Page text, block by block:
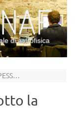
di astrofisica
I DATI DELLA SONDA INDICANO UNO SPESSORE DELLA CROSTA DI CIRCA 30 KM
la